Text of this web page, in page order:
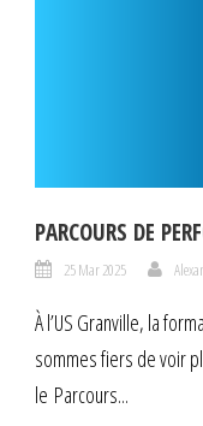
PARCOURS DE
25 Mar 2025
À l’US Granville, la
sommes fiers de voir
le Parcours...